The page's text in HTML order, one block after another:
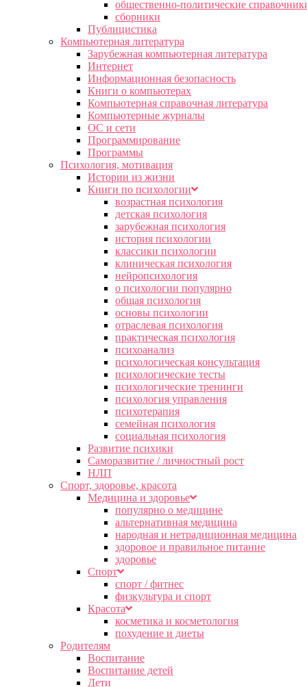
общественно-политические
сборники
Публицистика
Компьютерная литература
Зарубежная компьютерная литература
Интернет
Информационная безопасность
Книги о компьютерах
Компьютерная справочная литература
Компьютерные журналы
ОС и сети
Программирование
Программы
Психология, мотивация
Истории из жизни
Книги по психологии
возрастная психология
детская психология
зарубежная психология
история психологии
классики психологии
клиническая психология
нейропсихология
о психологии популярно
общая психология
основы психологии
отраслевая психология
практическая психология
психоанализ
психологическая консультация
психологические тесты
психологические тренинги
психология управления
психотерапия
семейная психология
социальная психология
Развитие психики
Саморазвитие / личностный рост
НЛП
Спорт, здоровье, красота
Медицина и здоровье
популярно о медицине
альтернативная медицина
народная и нетрадиционная медицина
здоровое и правильное питание
здоровье
Спорт
спорт / фитнес
физкультура и спорт
Красота
косметика и косметология
похудение и диеты
Родителям
Воспитание
Воспитание детей
Дети